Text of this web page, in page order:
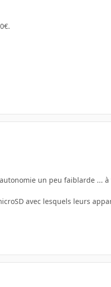
un peu faiblarde ... à
avec lesquels leurs